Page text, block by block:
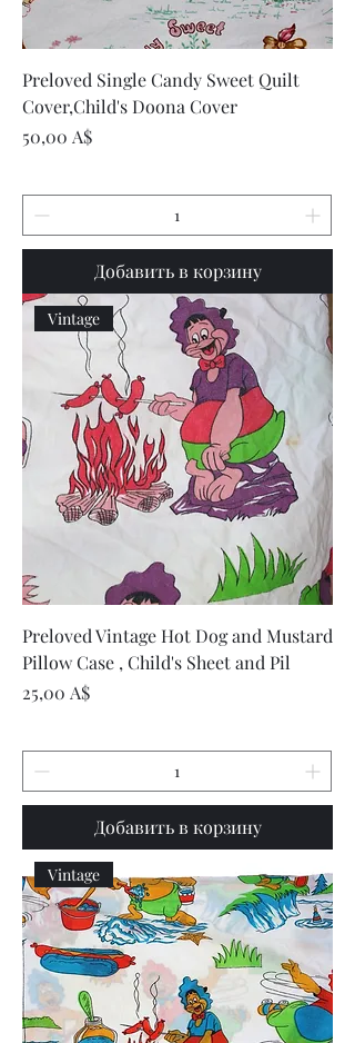
Preloved Single Candy Sweet Quilt
Cover,Child's Doona Cover
Цена
50,00 A$
Добавить в корзину
Vintage
Preloved Vintage Hot Dog and Mustard
Pillow Case , Child's Sheet and Pil
Цена
25,00 A$
Добавить в корзину
Vintage